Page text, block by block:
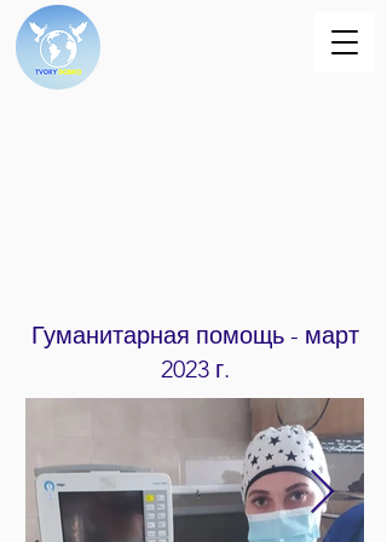
Гуманитарная помощь - март
2023 г.